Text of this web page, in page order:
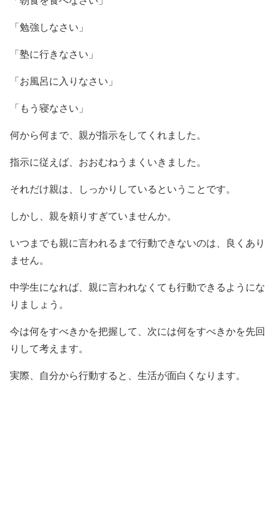
「勉強しなさい」
「塾に行きなさい」
「お風呂に入りなさい」
「もう寝なさい」
何から何まで、親が指示をしてくれました。
指示に従えば、おおむねうまくいきました。
それだけ親は、しっかりしているということです。
しかし、親を頼りすぎていませんか。
いつまでも親に言われるまで行動できないのは、良くあり
ません。
中学生になれば、親に言われなくても行動できるようにな
りましょう。
今は何をすべきかを把握して、次には何をすべきかを先回
りして考えます。
実際、自分から行動すると、生活が面白くなります。